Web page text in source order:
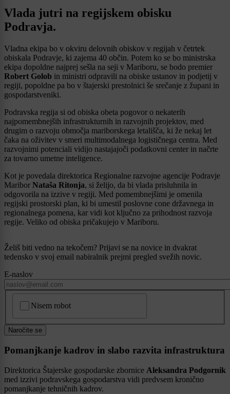
Vlada jutri na regijskem obisku
Podravja.
Vladna ekipa bo v okviru delovnih obiskov v regijah v četrtek
obiskala Podravje, ki zajema 40 občin. Potem ko se bo ministrska
ekipa dopoldne najprej sešla na seji v Mariboru, se bodo premier
Robert Golob in ministri odpravili na obiske ustanov in podjetij v
regiji, popoldne pa bo v štajerski prestolnici še srečanje z župani in
gospodarstveniki.
Podravska regija si od obiska obeta pogovor o nekaterih
najpomembnejših infrastrukturnih in razvojnih projektov, med
drugim o razvoju območja mariborskega letališča, ki že nekaj let
čaka na oživitev v smeri multimodalnega logističnega centra. Med
razvojnimi potenciali vidijo nastajajoči podatkovni center in načrte
za tovarno umetne inteligence.
Kot je povedala direktorica Regionalne razvojne agencije Podravje
Maribor Nataša Ritonja, si želijo, da bi vlada prisluhnila in
odgovorila na izzive v regiji. Med pomembnejšimi je omenila
regijski prostorski plan, ki bi umestil poslovne cone državnega in
regionalnega pomena, kar vidi kot ključno za prihodnost razvoja
regije. Veliko od obiska pričakujejo v Mariboru.
Želiš biti vedno na tekočem? Prijavi se na novice in dvakrat
tedensko v svoj email nabiralnik prejmi pregled svežih novic.
E-naslov
Nisem robot
Naročite se
Pomanjkanje kadrov in slabo razvita infrastruktura
Direktorica Štajerske gospodarske zbornice Aleksandra Podgornik
med izzivi podravskega gospodarstva vidi predvsem kronično
pomanjkanje tehničnih kadrov.